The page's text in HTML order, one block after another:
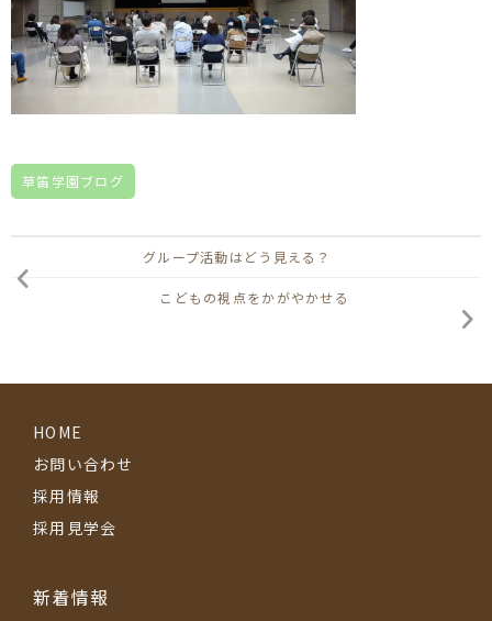
草笛学園ブログ
グループ活動はどう見える？
こどもの視点をかがやかせる
HOME
お問い合わせ
採用情報
採用見学会
新着情報